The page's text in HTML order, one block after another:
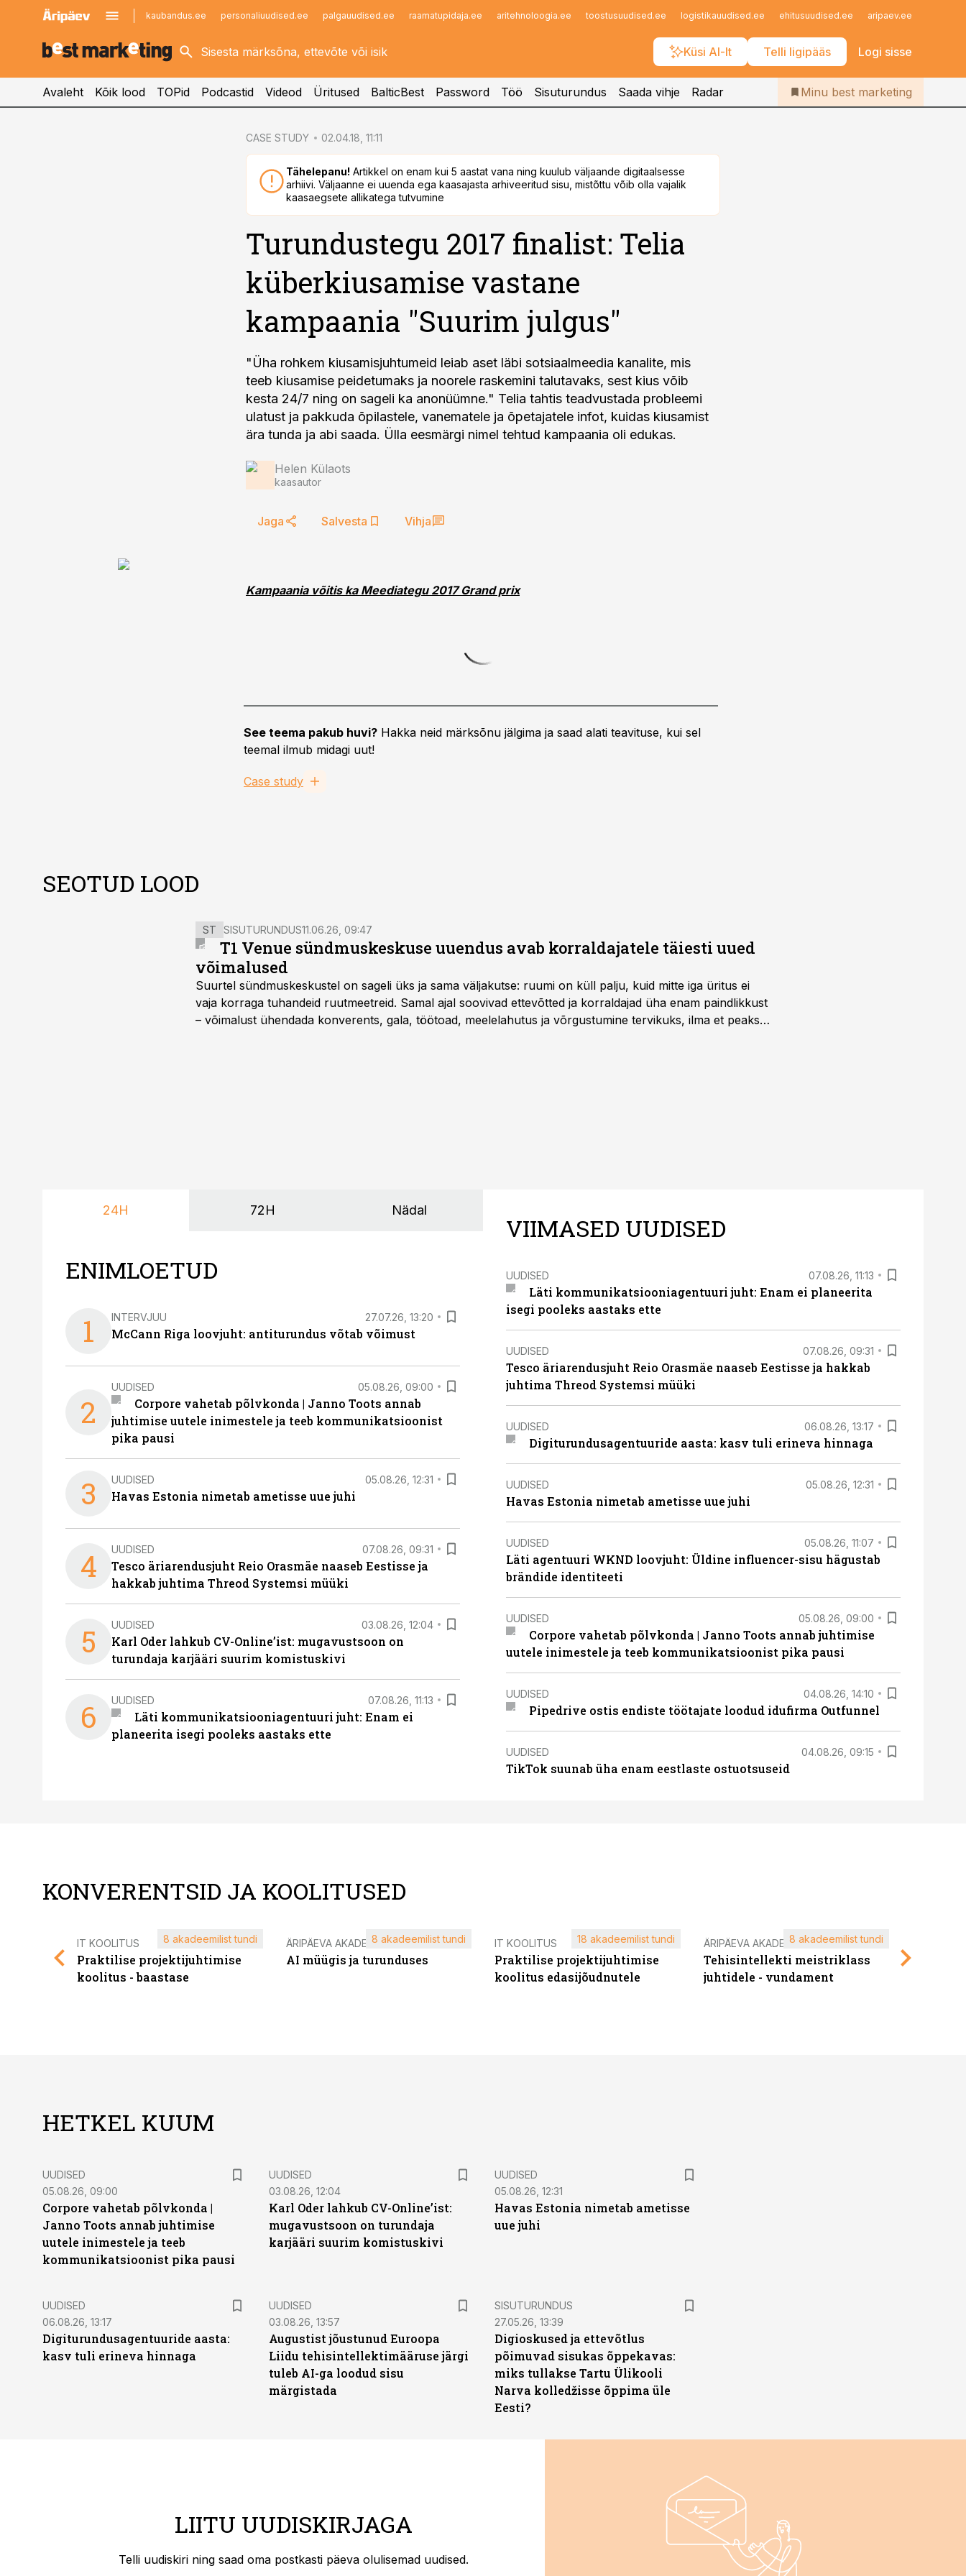
kaubandus.ee personaliuudised.ee palgauudised.ee raamatupidaja.ee aritehnoloogia.ee toostusuudised.ee logistikauudised.ee ehitusuudised.ee aripaev.ee
Küsi AI-lt Telli ligipääs Logi sisse
kinnisvarauudised.ee
logistikauudised.ee
imelineajalugu.ee
Infopank
Iseteenindus
Telli Bestmarketing
Avaleht Kõik lood TOPid Podcastid Videod Üritused BalticBest Password Töö Sisuturundus Saada vihje Radar Minu best marketing
CASE STUDY 02.04.18, 11:11
Tähelepanu! Artikkel on enam kui 5 aastat vana ning kuulub väljaande digitaalsesse
arhiivi. Väljaanne ei uuenda ega kaasajasta arhiveeritud sisu, mistõttu võib olla vajalik
kaasaegsete allikatega tutvumine
Turundustegu 2017 finalist: Telia
küberkiusamise vastane
kampaania "Suurim julgus"
"Üha rohkem kiusamisjuhtumeid leiab aset läbi sotsiaalmeedia kanalite, mis
teeb kiusamise peidetumaks ja noorele raskemini talutavaks, sest kius võib
kesta 24/7 ning on sageli ka anonüümne." Telia tahtis teadvustada probleemi
ulatust ja pakkuda õpilastele, vanematele ja õpetajatele infot, kuidas kiusamist
Helen Külaots
kaasautor
Jaga Salvesta Vihja
Kampaania võitis ka Meediategu 2017 Grand prix
See teema pakub huvi? Hakka neid märksõnu jälgima ja saad alati teavituse, kui sel
teemal ilmub midagi uut!
Case study
SEOTUD LOOD
ST SISUTURUNDUS11.06.26, 09:47
T1 Venue sündmuskeskuse uuendus avab korraldajatele täiesti uued
võimalused
Suurtel sündmuskeskustel on sageli üks ja sama väljakutse: ruumi on küll palju, kuid mitte iga üritus ei
vaja korraga tuhandeid ruutmeetreid. Samal ajal soovivad ettevõtted ja korraldajad üha enam paindlikkust
– võimalust ühendada konverents, gala, töötoad, meelelahutus ja võrgustumine tervikuks, ilma et peaks
24H 72H Nädal
ENIMLOETUD
1 INTERVJUU 27.07.26, 13:20
McCann Riga loovjuht: antiturundus võtab võimust
2
UUDISED 05.08.26, 09:00
Corpore vahetab põlvkonda | Janno Toots annab
juhtimise uutele inimestele ja teeb kommunikatsioonist
pika pausi
3 UUDISED 05.08.26, 12:31
Havas Estonia nimetab ametisse uue juhi
4 UUDISED 07.08.26, 09:31
Tesco äriarendusjuht Reio Orasmäe naaseb Eestisse ja
hakkab juhtima Threod Systemsi müüki
5 UUDISED 03.08.26, 12:04
Karl Oder lahkub CV-Online’ist: mugavustsoon on
turundaja karjääri suurim komistuskivi
6 UUDISED 07.08.26, 11:13
Läti kommunikatsiooniagentuuri juht: Enam ei
planeerita isegi pooleks aastaks ette
VIIMASED UUDISED
UUDISED 07.08.26, 11:13
Läti kommunikatsiooniagentuuri juht: Enam ei planeerita
isegi pooleks aastaks ette
UUDISED 07.08.26, 09:31
Tesco äriarendusjuht Reio Orasmäe naaseb Eestisse ja hakkab
juhtima Threod Systemsi müüki
UUDISED 06.08.26, 13:17
Digiturundusagentuuride aasta: kasv tuli erineva hinnaga
UUDISED 05.08.26, 12:31
Havas Estonia nimetab ametisse uue juhi
UUDISED 05.08.26, 11:07
Läti agentuuri WKND loovjuht: Üldine influencer-sisu hägustab
brändide identiteeti
UUDISED 05.08.26, 09:00
Corpore vahetab põlvkonda | Janno Toots annab juhtimise
uutele inimestele ja teeb kommunikatsioonist pika pausi
UUDISED 04.08.26, 14:10
Pipedrive ostis endiste töötajate loodud idufirma Outfunnel
UUDISED 04.08.26, 09:15
TikTok suunab üha enam eestlaste ostuotsuseid
KONVERENTSID JA KOOLITUSED
IT KOOLITUS
Praktilise projektijuhtimise
koolitus - baastase
8 akadeemilist tundi ÄRIPÄEVA AKADEEMIA
AI müügis ja turunduses
8 akadeemilist tundi IT KOOLITUS
Praktilise projektijuhtimise
koolitus edasijõudnutele
18 akadeemilist tundi ÄRIPÄEVA AKADEEMIA
Tehisintellekti meistriklass
juhtidele - vundament
8 akadeemilist tundi
HETKEL KUUM
UUDISED
05.08.26, 09:00
Corpore vahetab põlvkonda |
Janno Toots annab juhtimise
uutele inimestele ja teeb
kommunikatsioonist pika pausi
UUDISED
03.08.26, 12:04
Karl Oder lahkub CV-Online’ist:
mugavustsoon on turundaja
karjääri suurim komistuskivi
UUDISED
05.08.26, 12:31
Havas Estonia nimetab ametisse
uue juhi
UUDISED
06.08.26, 13:17
Digiturundusagentuuride aasta:
kasv tuli erineva hinnaga
UUDISED
03.08.26, 13:57
Augustist jõustunud Euroopa
Liidu tehisintellektimääruse järgi
tuleb AI-ga loodud sisu
märgistada
ST
SISUTURUNDUS
27.05.26, 13:39
Digioskused ja ettevõtlus
põimuvad sisukas õppekavas:
miks tullakse Tartu Ülikooli
Narva kolledžisse õppima üle
Eesti?
LIITU UUDISKIRJAGA
Telli uudiskiri ning saad oma postkasti päeva olulisemad uudised.